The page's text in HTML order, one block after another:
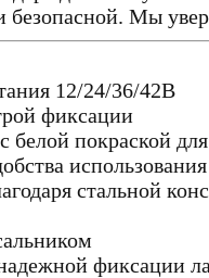
Мы
12/24/36/42В
фиксации
белой покраской
использования
стальной
фиксации